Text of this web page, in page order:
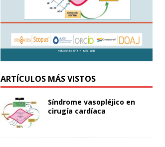
ARTÍCULOS MÁS VISTOS
Síndrome vasopléjico en
cirugía cardíaca